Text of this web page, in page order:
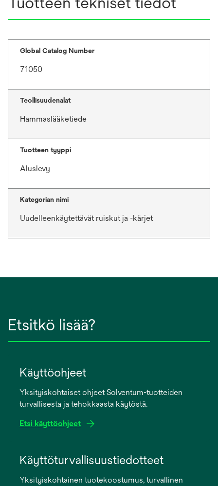
Global Catalog Number
71050
Teollisuudenalat
Hammaslääketiede
Tuotteen tyyppi
Aluslevy
Kategorian nimi
Uudelleenkäytettävät ruiskut ja -kärjet
Etsitkö lisää?
Käyttöohjeet
Yksityiskohtaiset ohjeet Solventum-tuotteiden
turvallisesta ja tehokkaasta käytöstä.
Etsi käyttöohjeet
new
Käyttöturvallisuustiedotteet
Yksityiskohtainen tuotekoostumus, turvallinen